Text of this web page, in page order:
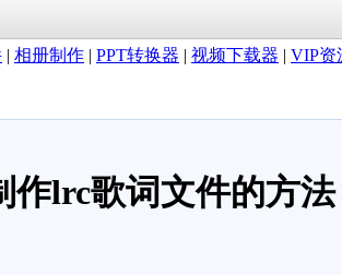
| 相册制作 | PPT转换器 | 视频下载器 | VIP资
lrc歌词文件的方